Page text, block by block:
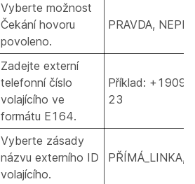
Vyberte možnost
Čekání hovoru
povoleno.
PRAVDA,
Zadejte externí
telefonní číslo
volajícího ve
formátu E164.
Příklad:
23
Vyberte zásady
názvu externího ID
volajícího.
PŘÍMÁ_LINKA,